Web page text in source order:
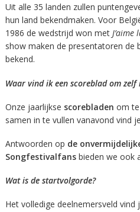
Uit alle 35 landen zullen
hun land bekendmaken. Voor
1986 de wedstrijd won met J’aime
show maken de presentatoren de
bekend.
Waar vind ik een scoreblad om zelf
Onze jaarlijkse scorebladen om
samen in te vullen vanavond vind je
Antwoorden op de
Songfestivalfansbieden we ook
Wat is de startvolgorde?
Het volledige deelnemersveld vind